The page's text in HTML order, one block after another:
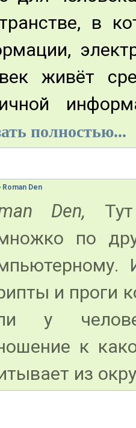
в
живёт
полностью...
Roman Den
Den,
по
и проги
у
к
из